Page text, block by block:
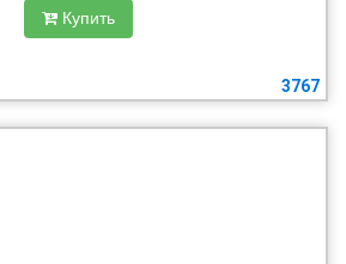
Купить
3767